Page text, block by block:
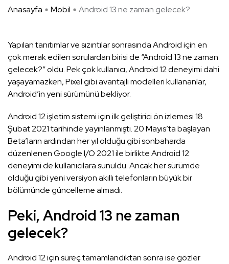
Anasayfa Mobil Android 13 ne zaman gelecek?
Yapılan tanıtımlar ve sızıntılar sonrasında Android için en
çok merak edilen sorulardan birisi de “Android 13 ne zaman
gelecek?” oldu. Pek çok kullanıcı, Android 12 deneyimi dahi
yaşayamazken, Pixel gibi avantajlı modelleri kullananlar,
Android’in yeni sürümünü bekliyor.
Android 12 işletim sistemi için ilk geliştirici ön izlemesi 18
Şubat 2021 tarihinde yayınlanmıştı. 20 Mayıs’ta başlayan
Beta’ların ardından her yıl olduğu gibi sonbaharda
düzenlenen Google I/O 2021 ile birlikte Android 12
deneyimi de kullanıcılara sunuldu. Ancak her sürümde
olduğu gibi yeni versiyon akıllı telefonların büyük bir
bölümünde güncelleme almadı.
Peki, Android 13 ne zaman
gelecek?
Android 12 için süreç tamamlandıktan sonra ise gözler